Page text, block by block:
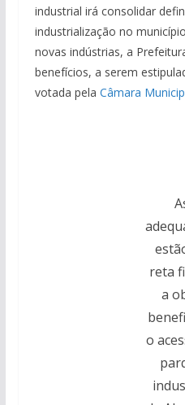
industrial irá consolidar
industrialização no
novas indústrias, a
benefícios, a serem
votada pela Câmara
reta
a
o